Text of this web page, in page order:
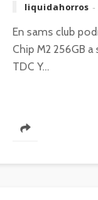
liquidahorros
En sams club
Chip M2 256GB a
TDC Y...